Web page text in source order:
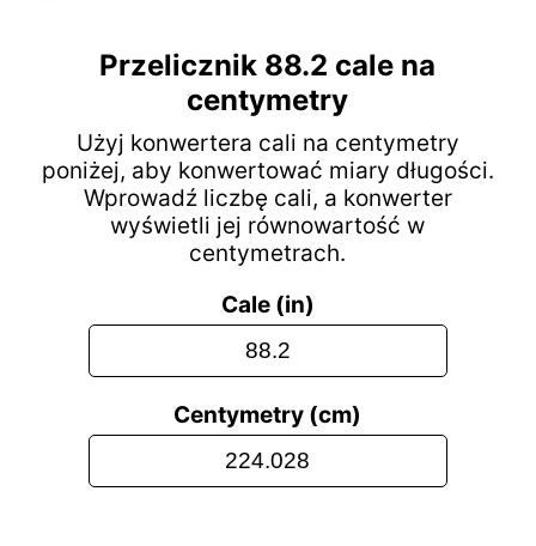
Przelicznik 88.2 cale na
centymetry
Użyj konwertera cali na centymetry
poniżej, aby konwertować miary długości.
Wprowadź liczbę cali, a konwerter
wyświetli jej równowartość w
centymetrach.
Cale (in)
Centymetry (cm)